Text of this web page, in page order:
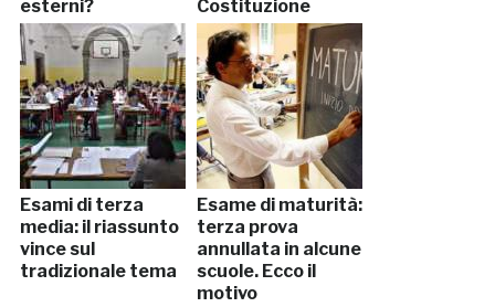
esterni? Costituzione
Esami di terza
media: il riassunto
vince sul
tradizionale tema
Esame di maturità:
terza prova
annullata in alcune
scuole. Ecco il
motivo